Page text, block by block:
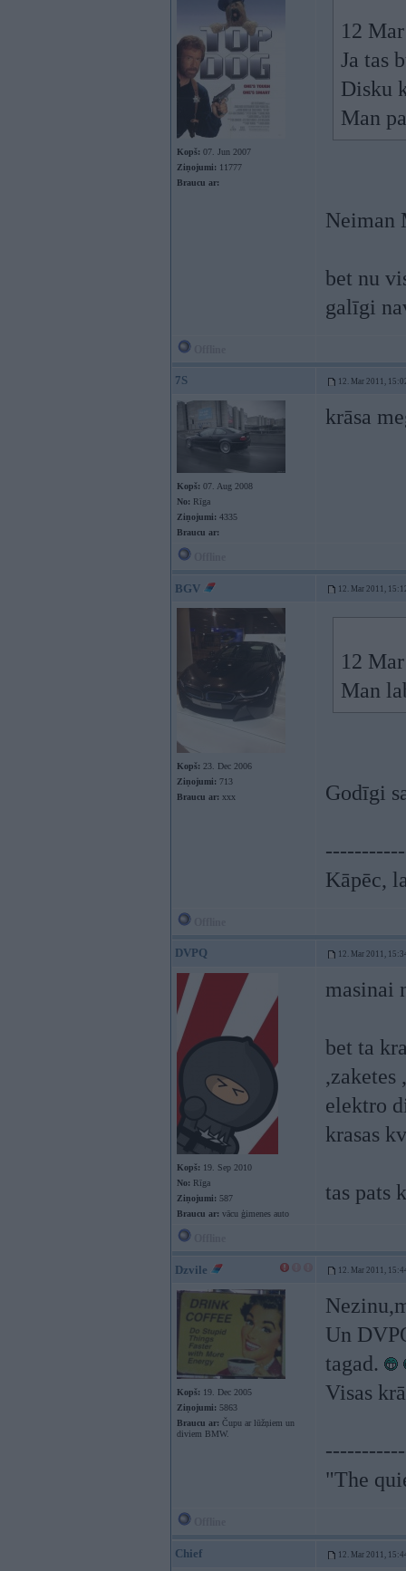
Kopš: 07. Jun 2007
Ziņojumi: 11777
Braucu ar:
12
Ja tas
Disku
Man
Neiman
bet nu
galīgi
7S 12. Mar 2011,
Kopš: 07. Aug 2008
No: Rīga
Ziņojumi: 4335
Braucu ar:
krāsa
BGV 12. Mar 2011,
Kopš: 23. Dec 2006
Ziņojumi: 713
Braucu ar: xxx
12
Man
Godīgi
Kāpēc,
DVPQ 12. Mar 2011,
Kopš: 19. Sep 2010
No: Rīga
Ziņojumi: 587
Braucu ar: vācu ģimenes auto
masinai
bet ta
,zaketes
elektro
krasas
tas pats
Dzvile 12. Mar 2011,
Kopš: 19. Dec 2005
Ziņojumi: 5863
Braucu ar: Čupu ar lūžņiem un
diviem BMW.
Un
tagad.
Visas
"The
Chief 12. Mar 2011,